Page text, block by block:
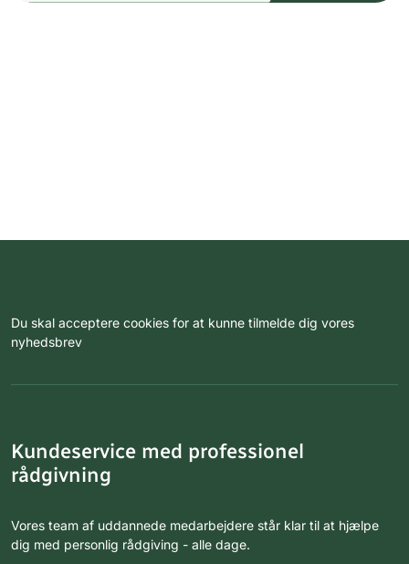
Du skal acceptere cookies for at kunne tilmelde dig vores
nyhedsbrev
Kundeservice med professionel
rådgivning
Vores team af uddannede medarbejdere står klar til at hjælpe
dig med personlig rådgiving - alle dage.